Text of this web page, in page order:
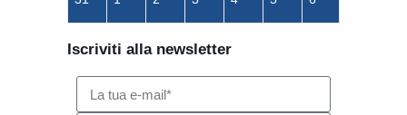
Iscriviti alla newsletter